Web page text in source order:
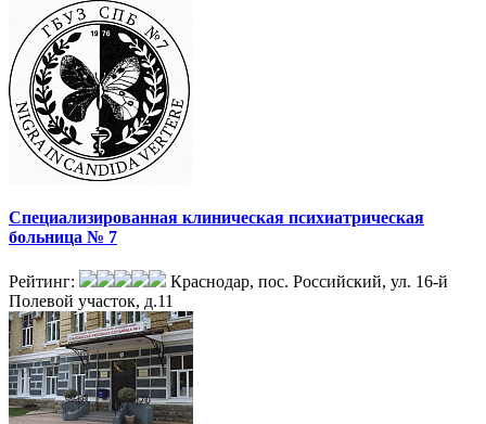
Специализированная клиническая психиатрическая
больница № 7
Рейтинг:
Краснодар, пос. Российский, ул. 16-й
Полевой участок, д.11